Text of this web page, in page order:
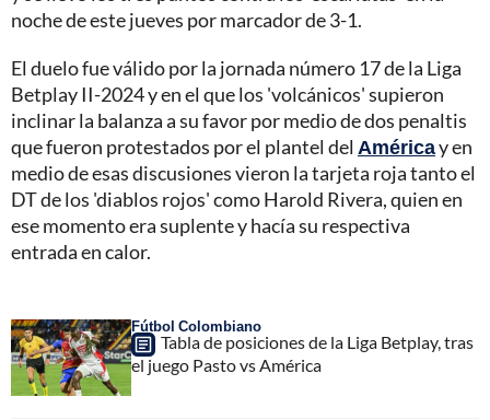
noche de este jueves por marcador de 3-1.
El duelo fue válido por la jornada número 17 de la Liga
Betplay II-2024 y en el que los 'volcánicos' supieron
inclinar la balanza a su favor por medio de dos penaltis
que fueron protestados por el plantel del Américay en
medio de esas discusiones vieron la tarjeta roja tanto el
DT de los 'diablos rojos' como Harold Rivera, quien en
ese momento era suplente y hacía su respectiva
entrada en calor.
Fútbol Colombiano
Tabla de posiciones de la Liga Betplay, tras
el juego Pasto vs América